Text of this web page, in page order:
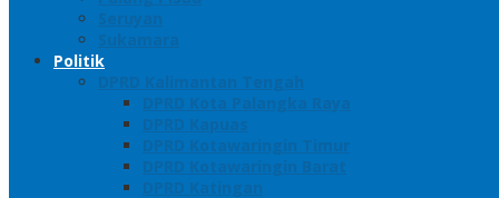
Seruyan
Sukamara
Politik
DPRD Kalimantan Tengah
DPRD Kota Palangka Raya
DPRD Kapuas
DPRD Kotawaringin Timur
DPRD Kotawaringin Barat
DPRD Katingan